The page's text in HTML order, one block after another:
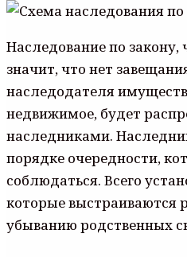
Наследование по закону,
значит, что нет
наследодателя
недвижимое, будет
наследниками.
порядке очередности,
соблюдаться. Всего
которые выстраиваются
убыванию родственных